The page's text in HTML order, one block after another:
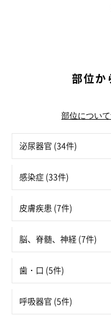
部位
部位につい
泌尿器官 (34件)
感染症 (33件)
皮膚疾患 (7件)
脳、脊髄、神経 (7件)
歯・口 (5件)
呼吸器官 (5件)